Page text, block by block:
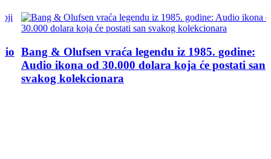
Bang & Olufsen vraća legendu iz 1985. godine:
Audio ikona od 30.000 dolara koja će postati san
svakog kolekcionara